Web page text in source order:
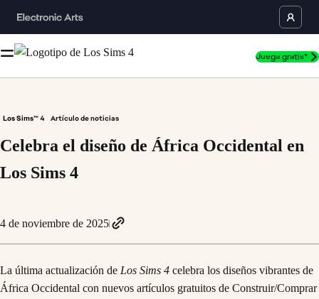
Juega gratis*
Los Sims™ 4 Artículo de noticias
Celebra el diseño de África Occidental en
Los Sims 4
4 de noviembre de 2025
La última actualización de Los Sims 4 celebra los diseños vibrantes de
África Occidental con nuevos artículos gratuitos de Construir/Comprar